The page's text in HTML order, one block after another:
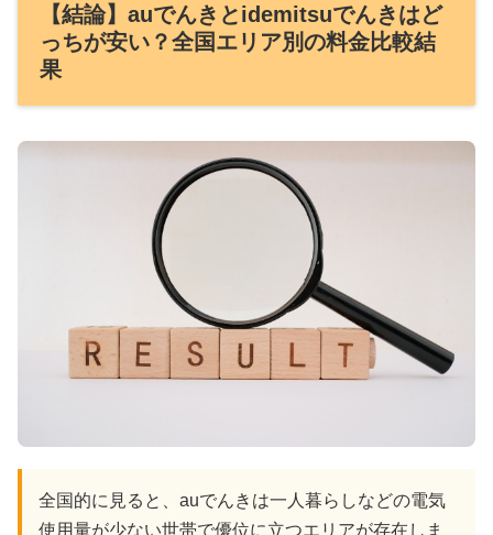
【結論】auでんきとidemitsuでんきはど
っちが安い？全国エリア別の料金比較結
果
全国的に見ると、auでんきは一人暮らしなどの電気
使用量が少ない世帯で優位に立つエリアが存在しま